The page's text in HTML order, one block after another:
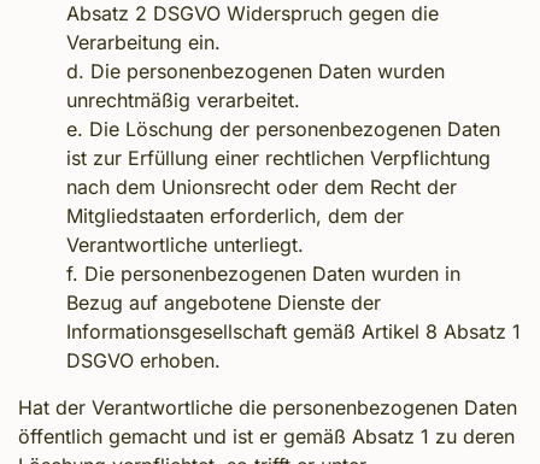
Absatz 2 DSGVO Widerspruch gegen die
Verarbeitung ein.
d. Die personenbezogenen Daten wurden
unrechtmäßig verarbeitet.
e. Die Löschung der personenbezogenen Daten
ist zur Erfüllung einer rechtlichen Verpflichtung
nach dem Unionsrecht oder dem Recht der
Mitgliedstaaten erforderlich, dem der
Verantwortliche unterliegt.
f. Die personenbezogenen Daten wurden in
Bezug auf angebotene Dienste der
Informationsgesellschaft gemäß Artikel 8 Absatz 1
DSGVO erhoben.
Hat der Verantwortliche die personenbezogenen Daten
öffentlich gemacht und ist er gemäß Absatz 1 zu deren